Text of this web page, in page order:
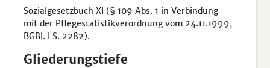
Sozialgesetzbuch XI (§ 109 Abs. 1 in Verbindung
mit der Pflegestatistikverordnung vom 24.11.1999,
BGBl. I S. 2282).
Gliederungstiefe